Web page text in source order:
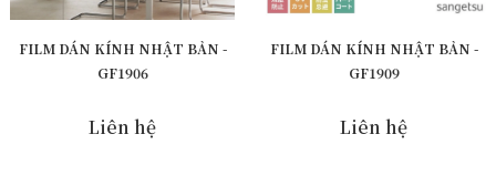
FILM DÁN KÍNH NHẬT BẢN -
GF1906
Liên hệ
FILM DÁN KÍNH NHẬT BẢN -
GF1909
Liên hệ